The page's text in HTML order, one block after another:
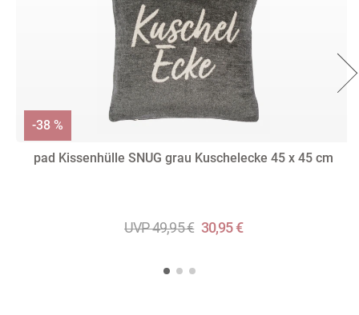
pad Kissenhülle SNUG grau Kuschelecke 45 x 45 cm
UVP 49,95 € 30,95 €
-38 %